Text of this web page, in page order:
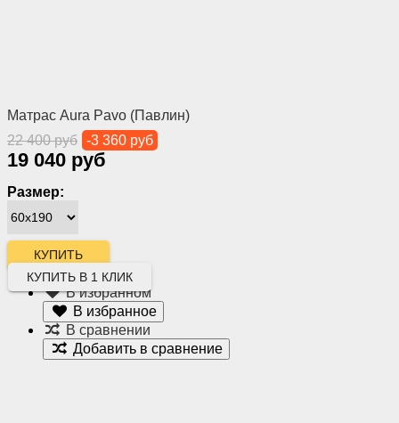
Матрас Aura Pavo (Павлин)
22 400 руб -3 360 руб
19 040 руб
Размер:
КУПИТЬ В 1 КЛИК
В избранном
В избранное
В сравнении
Добавить в сравнение